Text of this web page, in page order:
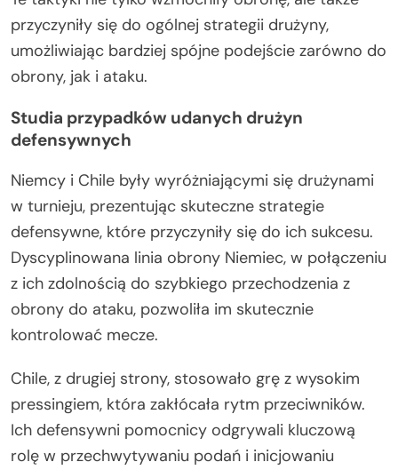
przyczyniły się do ogólnej strategii drużyny,
umożliwiając bardziej spójne podejście zarówno do
obrony, jak i ataku.
Studia przypadków udanych drużyn
defensywnych
Niemcy i Chile były wyróżniającymi się drużynami
w turnieju, prezentując skuteczne strategie
defensywne, które przyczyniły się do ich sukcesu.
Dyscyplinowana linia obrony Niemiec, w połączeniu
z ich zdolnością do szybkiego przechodzenia z
obrony do ataku, pozwoliła im skutecznie
kontrolować mecze.
Chile, z drugiej strony, stosowało grę z wysokim
pressingiem, która zakłócała rytm przeciwników.
Ich defensywni pomocnicy odgrywali kluczową
rolę w przechwytywaniu podań i inicjowaniu